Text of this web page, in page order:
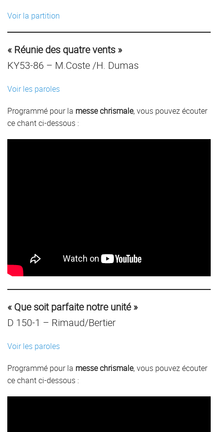
Voir la partition
« Réunie des quatre vents »
KY53-86 – M.Coste /H. Dumas
Voir les paroles
Programmé pour la messe chrismale, vous pouvez écouter
ce chant ci-dessous :
« Que soit parfaite notre unité »
D 150-1 – Rimaud/Bertier
Voir les paroles
Programmé pour la messe chrismale, vous pouvez écouter
ce chant ci-dessous :